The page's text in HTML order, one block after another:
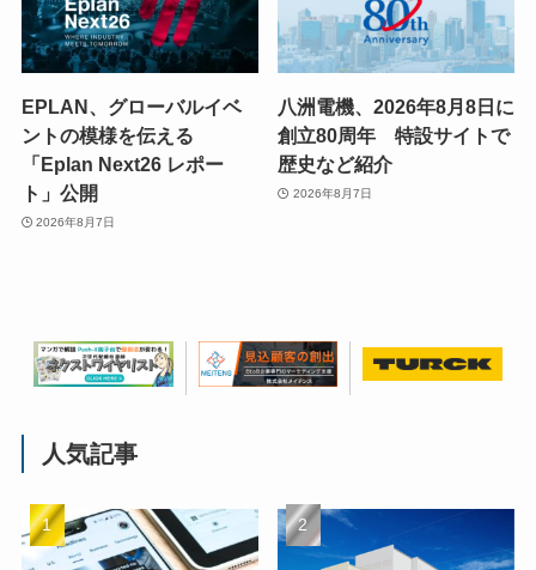
EPLAN、グローバルイベ
ントの模様を伝える
「Eplan Next26 レポー
ト」公開
2026年8月7日
八洲電機、2026年8月8日に
創立80周年 特設サイトで
歴史など紹介
2026年8月7日
人気記事